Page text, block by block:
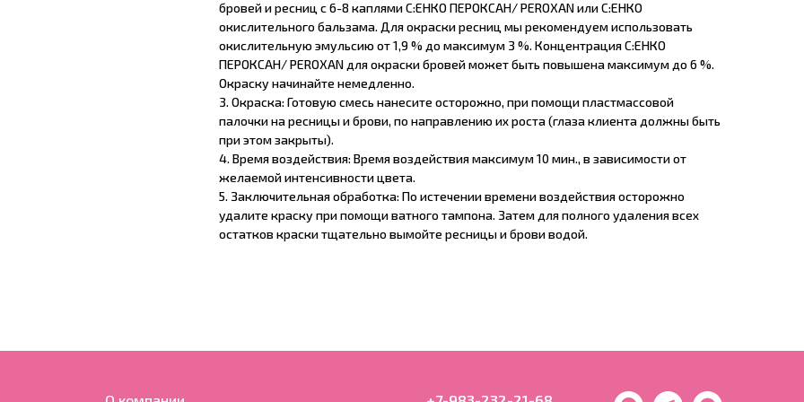
бровей и ресниц с 6-8 каплями С:ЕНКО ПЕРОКСАН/ PEROXAN или С:ЕНКО
окислительного бальзама. Для окраски ресниц мы рекомендуем использовать
окислительную эмульсию от 1,9 % до максимум 3 %. Концентрация С:ЕНКО
ПЕРОКСАН/ PEROXAN для окраски бровей может быть повышена максимум до 6 %.
Окраску начинайте немедленно.
3. Окраска: Готовую смесь нанесите осторожно, при помощи пластмассовой
палочки на ресницы и брови, по направлению их роста (глаза клиента должны быть
при этом закрыты).
4. Время воздействия: Время воздействия максимум 10 мин., в зависимости от
желаемой интенсивности цвета.
5. Заключительная обработка: По истечении времени воздействия осторожно
удалите краску при помощи ватного тампона. Затем для полного удаления всех
остатков краски тщательно вымойте ресницы и брови водой.